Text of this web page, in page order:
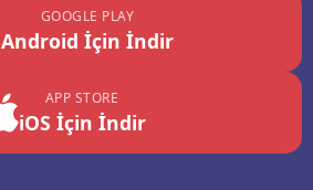
GOOGLE PLAY
Android İçin İndir
APP STORE
iOS İçin İndir